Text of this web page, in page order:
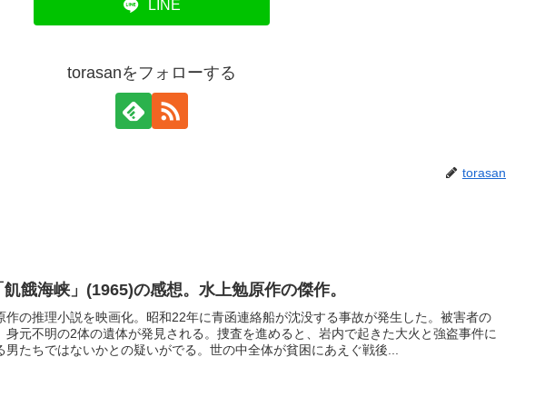
LINE
torasanをフォローする
torasan
飢餓海峡」(1965)の感想。水上勉原作の傑作。
作の推理小説を映画化。昭和22年に青函連絡船が沈没する事故が発生した。被害者の
身元不明の2体の遺体が発見される。捜査を進めると、岩内で起きた大火と強盗事件に
男たちではないかとの疑いがでる。世の中全体が貧困にあえぐ戦後...